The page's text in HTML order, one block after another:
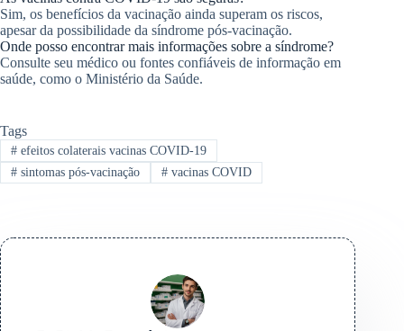
Sim, os benefícios da vacinação ainda superam os riscos,
apesar da possibilidade da síndrome pós-vacinação.
Onde posso encontrar mais informações sobre a síndrome?
Consulte seu médico ou fontes confiáveis de informação em
saúde, como o Ministério da Saúde.
Tags
#efeitos colaterais vacinas COVID-19
#sintomas pós-vacinação #vacinas COVID